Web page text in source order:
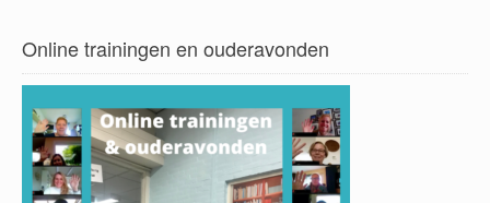
Online trainingen en ouderavonden